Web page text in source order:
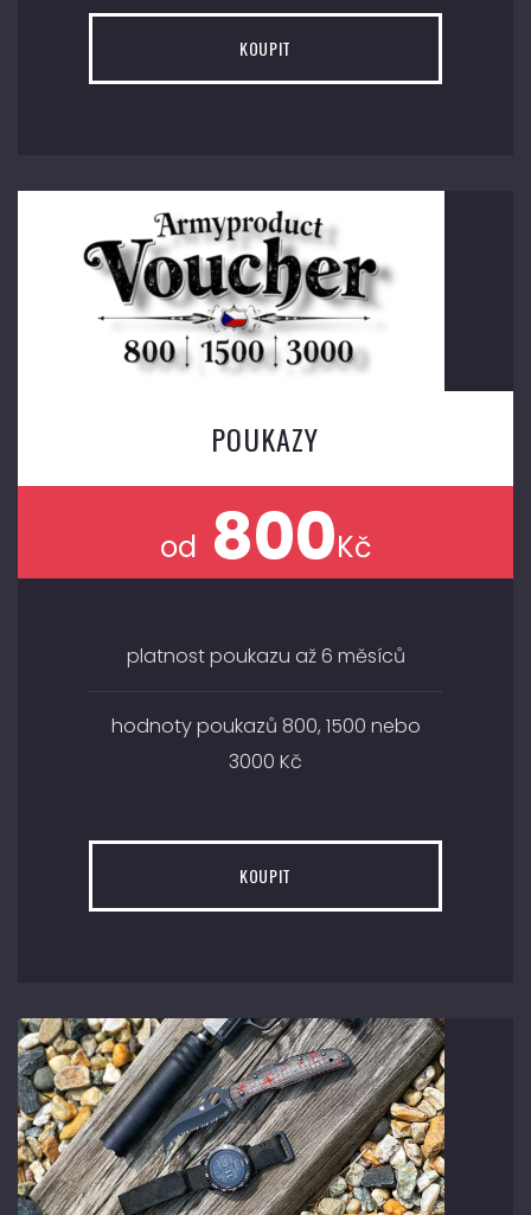
KOUPIT
POUKAZY
od 800Kč
platnost poukazu až 6 měsíců
hodnoty poukazů 800, 1500 nebo
3000 Kč
KOUPIT